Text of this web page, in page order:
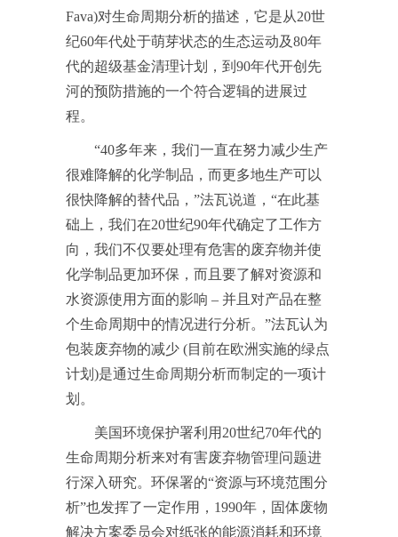
Fava)对生命周期分析的描述，它是从20世
纪60年代处于萌芽状态的生态运动及80年
代的超级基金清理计划，到90年代开创先
河的预防措施的一个符合逻辑的进展过
程。
“40多年来，我们一直在努力减少生产
很难降解的化学制品，而更多地生产可以
很快降解的替代品，”法瓦说道，“在此基
础上，我们在20世纪90年代确定了工作方
向，我们不仅要处理有危害的废弃物并使
化学制品更加环保，而且要了解对资源和
水资源使用方面的影响 – 并且对产品在整
个生命周期中的情况进行分析。”法瓦认为
包装废弃物的减少 (目前在欧洲实施的绿点
计划)是通过生命周期分析而制定的一项计
划。
美国环境保护署利用20世纪70年代的
生命周期分析来对有害废弃物管理问题进
行深入研究。环保署的“资源与环境范围分
析”也发挥了一定作用，1990年，固体废物
解决方案委员会对纸张的能源消耗和环境